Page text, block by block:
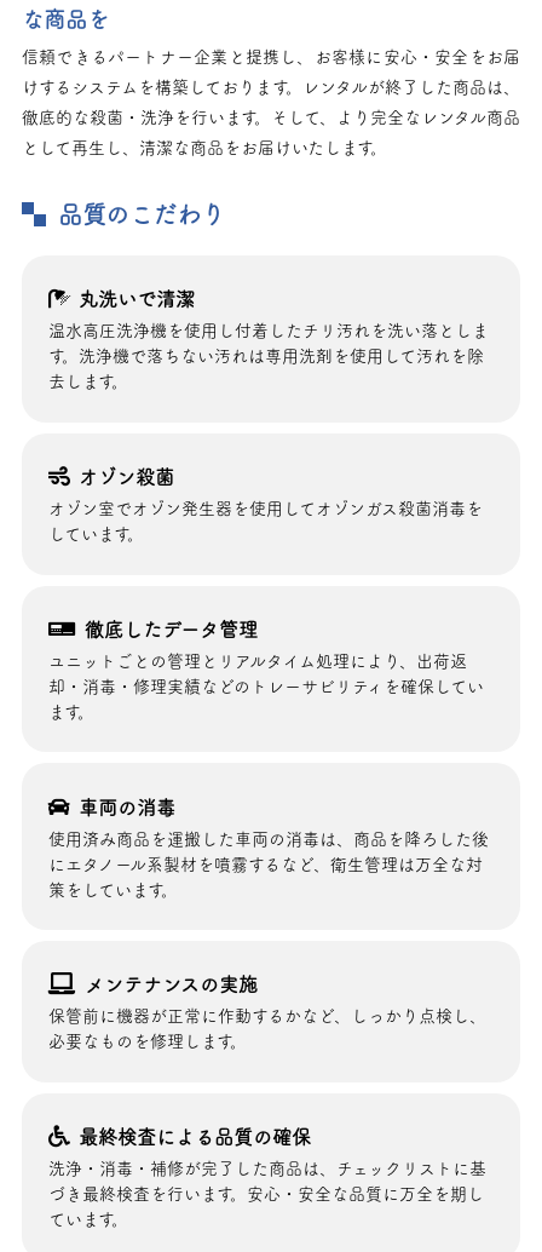
な商品を
信頼できるパートナー企業と提携し、お客様に安心・安全をお届
けするシステムを構築しております。レンタルが終了した商品は、
徹底的な殺菌・洗浄を行います。そして、より完全なレンタル商品
として再生し、清潔な商品をお届けいたします。
品質のこだわり
丸洗いで清潔
温水高圧洗浄機を使用し付着したチリ汚れを洗い落としま
す。洗浄機で落ちない汚れは専用洗剤を使用して汚れを除
去します。
オゾン殺菌
オゾン室でオゾン発生器を使用してオゾンガス殺菌消毒を
しています。
徹底したデータ管理
ユニットごとの管理とリアルタイム処理により、出荷返
却・消毒・修理実績などのトレーサビリティを確保してい
ます。
車両の消毒
使用済み商品を運搬した車両の消毒は、商品を降ろした後
にエタノール系製材を噴霧するなど、衛生管理は万全な対
策をしています。
メンテナンスの実施
保管前に機器が正常に作動するかなど、しっかり点検し、
必要なものを修理します。
最終検査による品質の確保
洗浄・消毒・補修が完了した商品は、チェックリストに基
づき最終検査を行います。安心・安全な品質に万全を期し
ています。